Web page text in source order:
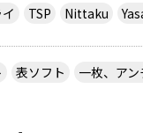
TSP Nittaku
表ソフト 一枚、ア